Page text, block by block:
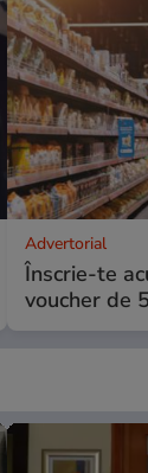
Advertorial
Înscrie-te
voucher de